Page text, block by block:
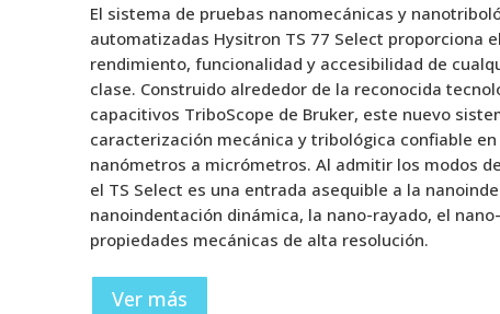
El sistema de pruebas nanomecánicas y
automatizadas Hysitron TS 77 Select proporciona
rendimiento, funcionalidad y accesibilidad de
clase. Construido alrededor de la reconocida
capacitivos TriboScope de Bruker, este nuevo
caracterización mecánica y tribológica confiable
nanómetros a micrómetros.Al admitir los modos
el TS Select es una entrada asequible a la
nanoindentación dinámica, la nano-rayado, el
propiedades mecánicas de alta resolución.
Ver más